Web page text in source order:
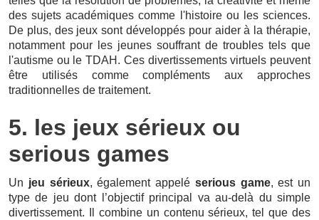
des sujets académiques comme l'histoire ou les sciences.
De plus, des jeux sont développés pour aider à la thérapie,
notamment pour les jeunes souffrant de troubles tels que
l'autisme ou le TDAH. Ces divertissements virtuels peuvent
être utilisés comme compléments aux approches
traditionnelles de traitement.
5. les jeux sérieux ou
serious games
Un jeu sérieux, également appelé serious game, est un
type de jeu dont l’objectif principal va au-delà du simple
divertissement. Il combine un contenu sérieux, tel que des